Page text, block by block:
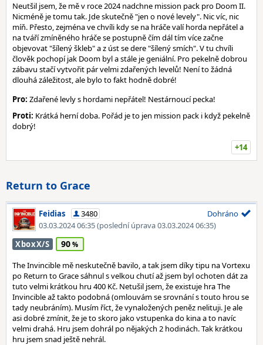
Neutšil jsem, že mě v roce 2024 nadchne mission pack pro Doom II.
Nicméně je tomu tak. Jde skutečně "jen o nové levely". Nic víc, nic
míň. Přesto, zejména ve chvíli kdy se na hráče valí horda nepřátel a
na tváří zmíněného hráče se postupně čím dál tím více začne
objevovat "šílený škleb" a z úst se dere "šílený smích". V tu chvíli
člověk pochopí jak Doom byl a stále je geniální. Pro pekelně dobrou
zábavu stačí vytvořit pár velmi zdařených levelů! Není to žádná
dlouhá záležitost, ale bylo to fakt hodně dobré!
Pro: Zdařené levly s hordami nepřátel! Nestárnoucí pecka!
Proti: Krátká herní doba. Pořád je to jen mission pack i když pekelně
dobrý!
+14
Return to Grace
Feidias
3480
03.03.2024 06:35(poslední úprava 03.03.2024 06:35)
Dohráno
XboxX/S 90
The Invincible mě neskutečně bavilo, a tak jsem díky tipu na Vortexu
po Return to Grace sáhnul s velkou chutí až jsem byl ochoten dát za
tuto velmi krátkou hru 400 Kč. Netušil jsem, že existuje hra The
Invincible až takto podobná (omlouvám se srovnání s touto hrou se
tady neubráním). Musím říct, že vynaložených peněz nelituji. Je ale
asi dobré zmínit, že je to skoro jako vstupenka do kina a to navíc
velmi drahá. Hru jsem dohrál po nějakých 2 hodinách. Tak krátkou
hru jsem snad ještě nehrál.